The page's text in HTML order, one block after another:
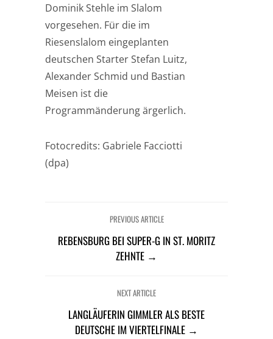
Dominik Stehle im Slalom
vorgesehen. Für die im
Riesenslalom eingeplanten
deutschen Starter Stefan Luitz,
Alexander Schmid und Bastian
Meisen ist die
Programmänderung ärgerlich.
Fotocredits: Gabriele Facciotti
(dpa)
PREVIOUS ARTICLE
REBENSBURG BEI SUPER-G IN ST. MORITZ
ZEHNTE →
NEXT ARTICLE
LANGLÄUFERIN GIMMLER ALS BESTE
DEUTSCHE IM VIERTELFINALE →